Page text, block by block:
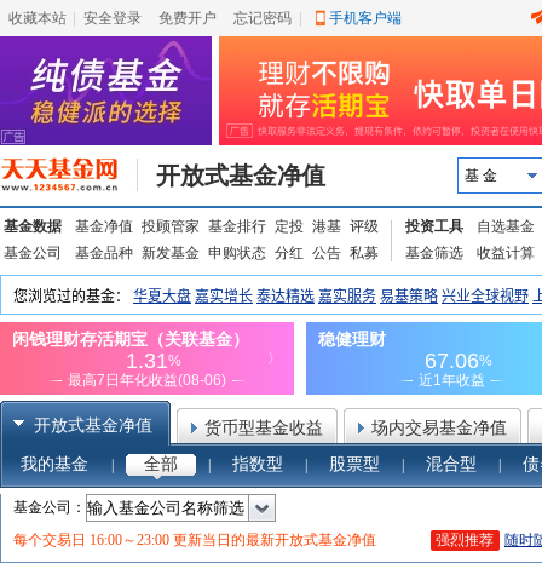
收藏本站 安全登录 免费开户 忘记密码 手机客户端
开放式基金净值 基 金
基金数据 基金净值 投顾管家 基金排行 定投 港基 评级
基金公司
基金品种 新发基金 申购状态 分红 公告 私募
投资工具
自选基金
基金筛选
收益计算
开放式基金净值 货币型基金收益
场内交易基金净值
我的基金
全部 指数型 股票型 混合型
基金公司：
每个交易日 16:00～23:00 更新当日的最新开放式基金净值
强烈推荐 随时